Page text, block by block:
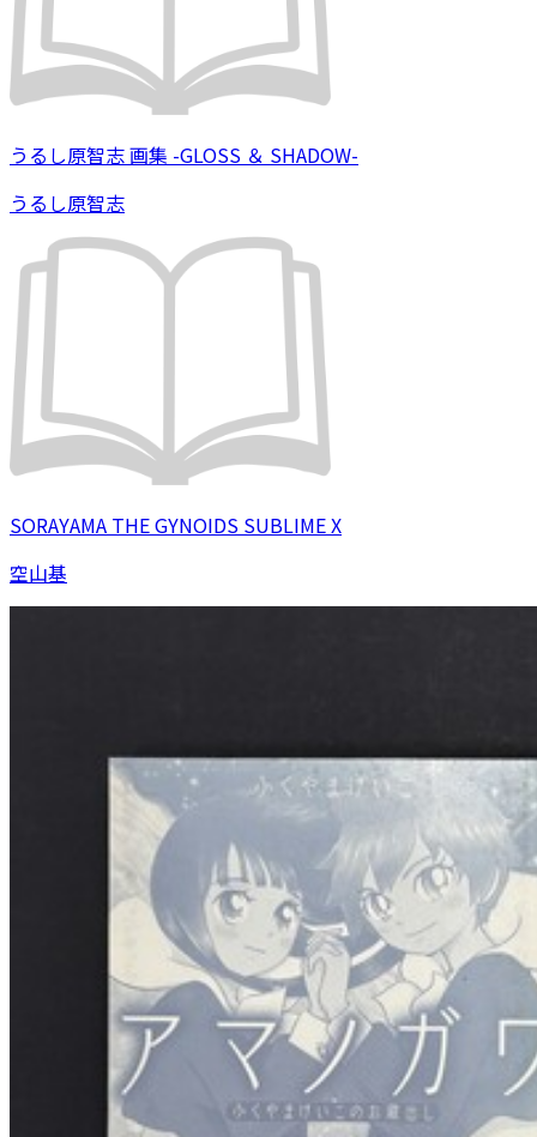
うるし原智志 画集 -GLOSS ＆ SHADOW-
うるし原智志
SORAYAMA THE GYNOIDS SUBLIME X
空山基